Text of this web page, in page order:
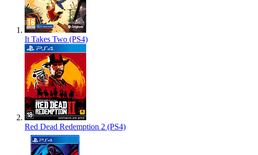
It Takes Two (PS4)
Red Dead Redemption 2 (PS4)